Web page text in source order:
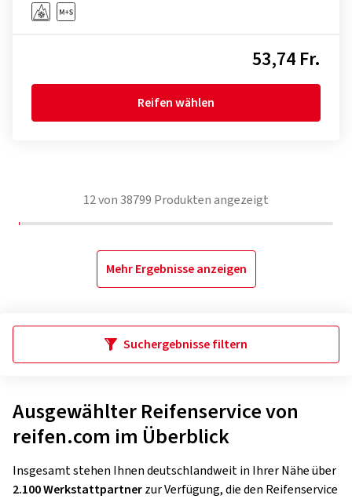
53,74 Fr.
Reifen wählen
12von 38799 Produkten angezeigt
Mehr Ergebnisse anzeigen
Suchergebnisse filtern
Ausgewählter Reifenservice von
reifen.com im Überblick
Insgesamt stehen Ihnen deutschlandweit in Ihrer Nähe über
2.100 Werkstattpartnerzur Verfügung, die den Reifenservice